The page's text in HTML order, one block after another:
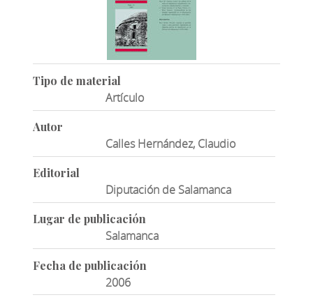
Tipo de material
Artículo
Autor
Calles Hernández, Claudio
Editorial
Diputación de Salamanca
Lugar de publicación
Salamanca
Fecha de publicación
2006